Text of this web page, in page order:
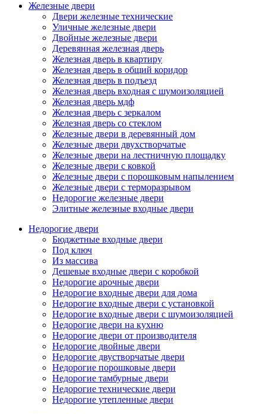
Железные двери
Двери железные технические
Уличные железные двери
Двойные железные двери
Деревянная железная дверь
Железная дверь в квартиру
Железная дверь в общий коридор
Железная дверь в подъезд
Железная дверь входная с шумоизоляцией
Железная дверь мдф
Железная дверь с зеркалом
Железная дверь со стеклом
Железные двери в деревянный дом
Железные двери двухстворчатые
Железные двери на лестничную площадку
Железные двери с ковкой
Железные двери с порошковым напылением
Железные двери с терморазрывом
Недорогие железные двери
Элитные железные входные двери
Недорогие двери
Бюджетные входные двери
Под ключ
Из массива
Дешевые входные двери с коробкой
Недорогие арочные двери
Недорогие входные двери для дома
Недорогие входные двери с установкой
Недорогие входные двери с шумоизоляцией
Недорогие двери на кухню
Недорогие двери от производителя
Недорогие двойные двери
Недорогие двустворчатые двери
Недорогие порошковые двери
Недорогие тамбурные двери
Недорогие технические двери
Недорогие утепленные двери